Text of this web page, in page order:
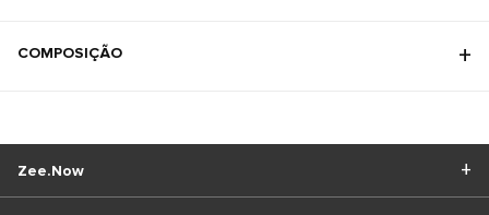
COMPOSIÇÃO
Zee.Now